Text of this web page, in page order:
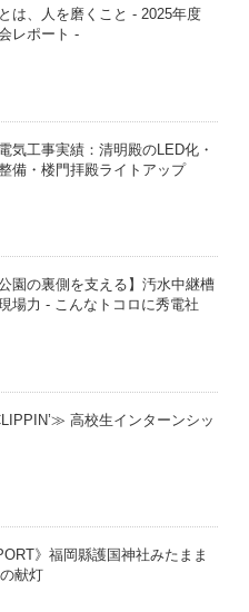
は、人を磨くこと - 2025年度
レポート -
気工事実績：清明殿のLED化・
備・楼門拝殿ライトアップ
公園の裏側を支える】汚水中継槽
場力 - こんなトコロに秀電社
高校生インターンシッ
》福岡縣護国神社みたまま
献灯